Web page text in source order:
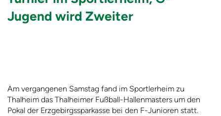
Jugend wird Zweiter
Am vergangenen Samstag fand im Sportlerheim zu
Thalheim das Thalheimer Fußball-Hallenmasters um den
Pokal der Erzgebirgssparkasse bei den F-Junioren statt.